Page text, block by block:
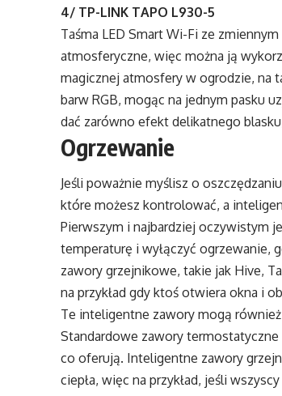
4/ TP-LINK TAPO L930-5
Taśma LED Smart Wi-Fi ze
atmosferyczne, więc można ją
magicznej atmosfery w ogrodzie, na
barw RGB, mogąc na jednym pasku
dać zarówno efekt delikatnego
Ogrzewanie
Jeśli poważnie myślisz o
które możesz kontrolować, a
Pierwszym i najbardziej oczywistym
temperaturę i wyłączyć ogrzewanie,
zawory grzejnikowe, takie jak Hive,
na przykład gdy ktoś otwiera okna i
Te inteligentne zawory mogą
Standardowe zawory
co oferują. Inteligentne zawory
ciepła, więc na przykład, jeśli